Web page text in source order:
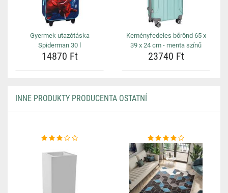
Gyermek utazótáska
Spiderman 30 l
14870 Ft
Keményfedeles bőrönd 65 x
39 x 24 cm - menta színű
23740 Ft
INNE PRODUKTY PRODUCENTA OSTATNÍ